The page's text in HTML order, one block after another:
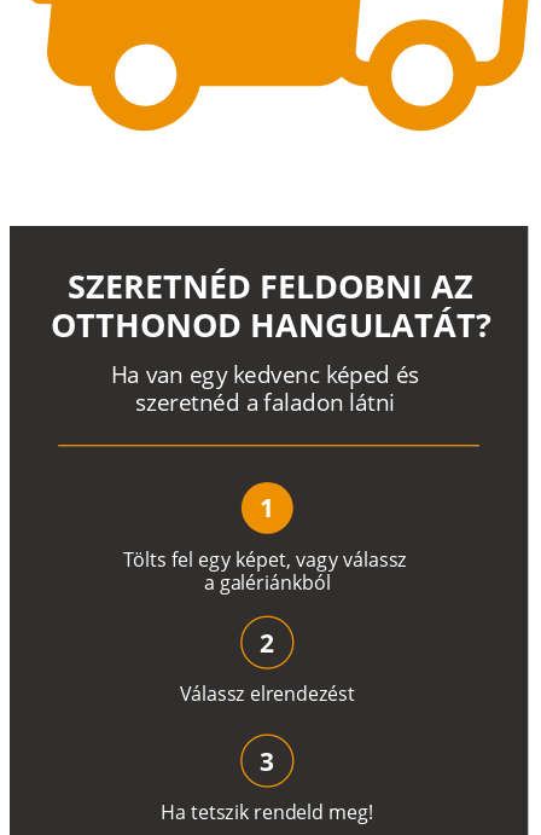
Tölts fel egy képet, vagyválassz
a galériánkból
Ha van egy kedvenc képed és
szeretnéd a faladon látni
SZERETNÉD FELDOBNI AZ
OTTHONOD HANGULATÁT?
1
Válassz elrendezést
2
Ha tetszik rendeld meg!
3